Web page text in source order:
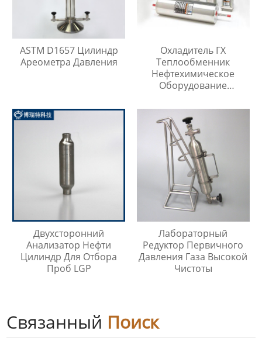
ASTM D1657 Цилиндр
Ареометра Давления
Охладитель ГХ
Теплообменник
Нефтехимическое
Оборудование
Двухсторонний
Анализатор Нефти
Цилиндр Для Отбора
Проб LGP
Лабораторный
Редуктор Первичного
Давления Газа Высокой
Чистоты
Связанный Поиск